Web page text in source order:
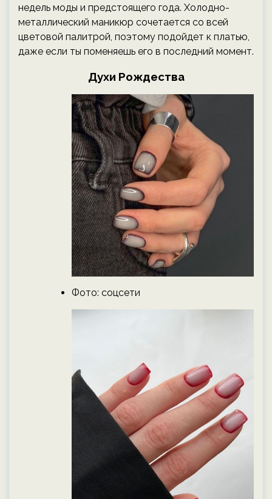
недель моды и предстоящего года. Холодно-
металлический маникюр сочетается со всей
цветовой палитрой, поэтому подойдет к платью,
даже если ты поменяешь его в последний момент.
Духи Рождества
Фото: соцсети